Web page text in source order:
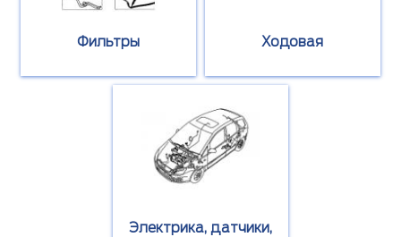
Фильтры Ходовая
Электрика, датчики,